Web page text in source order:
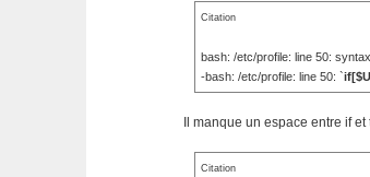
Citation
bash: /etc/profile: line 50:
-bash: /etc/profile: line 50: `
Il manque un espace entre if
Citation